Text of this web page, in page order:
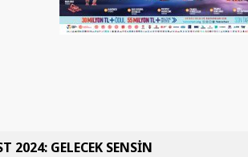
2024: GELECEK SENSİN